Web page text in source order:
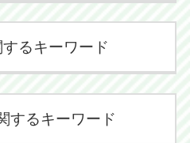
ットード
るキーワード
するキーワード